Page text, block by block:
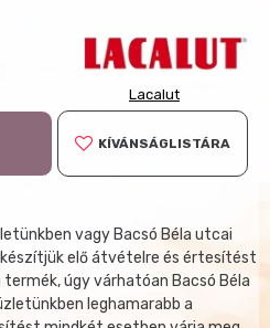
Lacalut
KÍVÁNSÁGLISTÁRA
vagy Bacsó Béla utcai
elő átvételre és értesítést
termék, úgy várhatóan Bacsó Béla
leghamarabb a